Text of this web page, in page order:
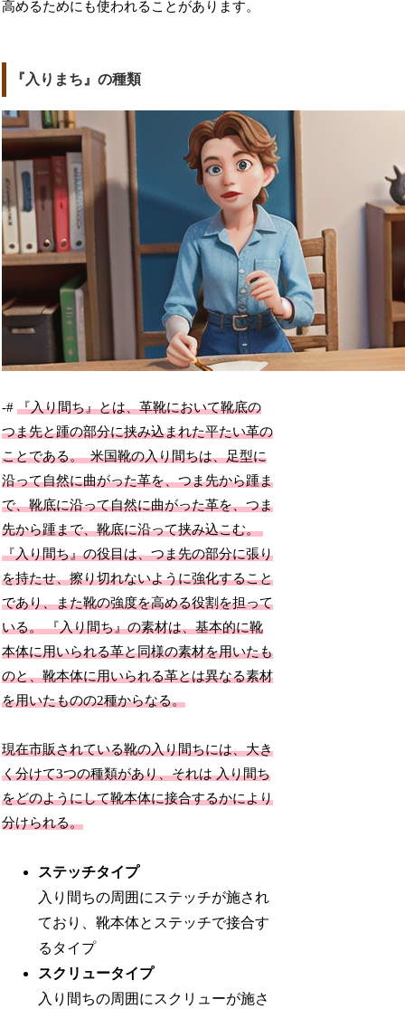
高めるためにも使われることがあります。
『入りまち』の種類
-#『入り間ち』とは、革靴において靴底の
つま先と踵の部分に挟み込まれた平たい革の
ことである。米国靴の入り間ちは、足型に
沿って自然に曲がった革を、つま先から踵ま
で、靴底に沿って自然に曲がった革を、つま
先から踵まで、靴底に沿って挟み込こむ。
『入り間ち』の役目は、つま先の部分に張り
を持たせ、擦り切れないように強化すること
であり、また靴の強度を高める役割を担って
いる。 『入り間ち』の素材は、基本的に靴
本体に用いられる革と同様の素材を用いたも
のと、靴本体に用いられる革とは異なる素材
を用いたものの2種からなる。
現在市販されている靴の入り間ちには、大き
く分けて3つの種類があり、それは入り間ち
をどのようにして靴本体に接合するかにより
分けられる。
ステッチタイプ
入 り 間ちの周囲にステッチが施され
ており、靴本体とステッチで接合す
るタイプ
スクリュータイプ
入 り 間ちの周囲にスクリューが施さ